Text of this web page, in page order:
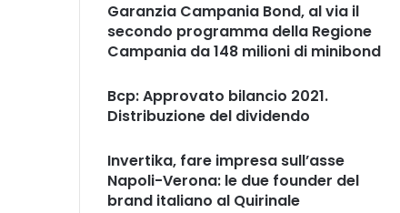
Garanzia Campania Bond, al via il
secondo programma della Regione
Campania da 148 milioni di minibond
Bcp: Approvato bilancio 2021.
Distribuzione del dividendo
Invertika, fare impresa sull’asse
Napoli-Verona: le due founder del
brand italiano al Quirinale